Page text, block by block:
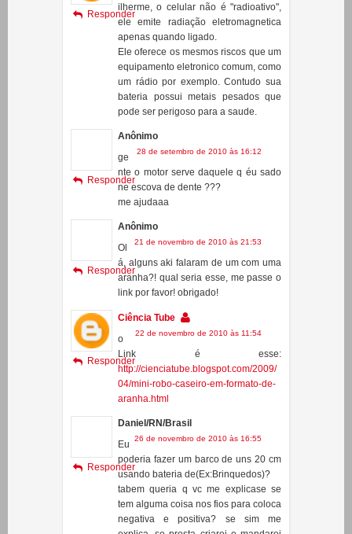
equipamento eletronico comum, como
um rádio por exemplo. Contudo sua
bateria possui metais pesados que
pode ser perigoso para a saude.
Anônimo
28 de setembro de 2010 às 16:12
nte o motor serve daquele q éu sado
ne escova de dente ???
me ajudaaa
Responder
Anônimo
21 de novembro de 2010 às 21:53
á, alguns aki falaram de um com uma
aranha?! qual seria esse, me passe o
link por favor! obrigado!
Responder
Ciência Tube
22 de novembro de 2010 às 11:54
o
http://cienciatube.blogspot.com/2009/
04/mini-robo-caseiro-em-formato-de-
Responder
Daniel/RN/Brasil
26 de novembro de 2010 às 16:55
usando bateria de(Ex:Brinquedos)?
tabem queria q vc me explicase se
negativa e positiva? se sim me
explica. se presta criarei e mandarei
um video pra vcs.Vlw...
tenho 12 anos rsrs muito novo mas
vou pedir ajuda a meus pais.
Responder